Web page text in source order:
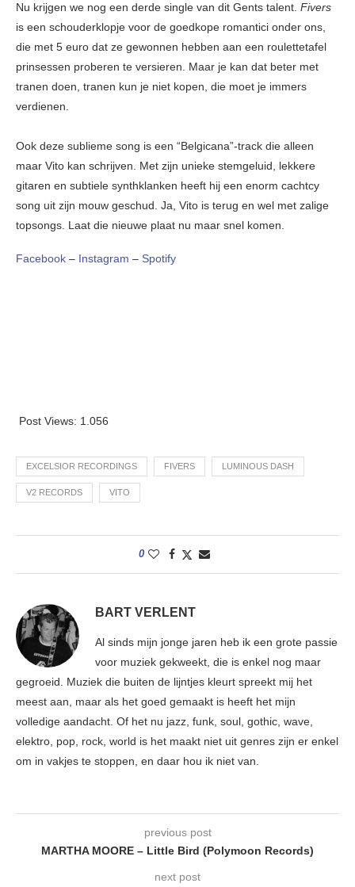
Nu krijgen we nog een derde single van dit Gents talent. Fivers
is een schouderklopje voor de goedkope romantici onder ons,
die met 5 euro dat ze gewonnen hebben aan een roulettetafel
prinsessen proberen te versieren. Maar je kan dat beter met
tranen doen, tranen kun je niet kopen, die moet je immers
verdienen.
Ook deze sublieme song is een “Belgicana”-track die alleen
maar Vito kan schrijven. Met zijn unieke stemgeluid, lekkere
gitaren en subtiele synthklanken heeft hij een enorm cachtcy
song uit zijn mouw geschud. Ja, Vito is terug en wel met zalige
topsongs. Laat die nieuwe plaat nu maar snel komen.
Facebook – Instagram – Spotify
Post Views: 1.056
EXCELSIOR RECORDINGS FIVERS LUMINOUS DASH
V2 RECORDS VITO
0
BART VERLENT
Al sinds mijn jonge jaren heb ik een grote passie
voor muziek gekweekt, die is enkel nog maar
gegroeid. Muziek die buiten de lijntjes kleurt spreekt mij het
meest aan, maar als het goed gemaakt is heeft het mijn
volledige aandacht. Of het nu jazz, funk, soul, gothic, wave,
elektro, pop, rock, world is het maakt niet uit genres zijn er enkel
om in vakjes te stoppen, en daar hou ik niet van.
previous post
MARTHA MOORE – Little Bird (Polymoon Records)
next post